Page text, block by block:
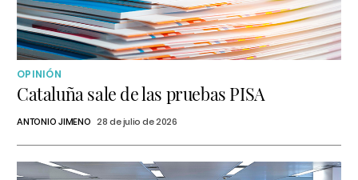
OPINIÓN
Cataluña sale de las pruebas PISA
ANTONIO JIMENO 28 de julio de 2026